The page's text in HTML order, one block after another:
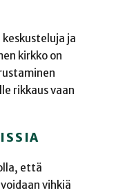
ja
kirkko on
rikkaus vaan
että
vihkiä